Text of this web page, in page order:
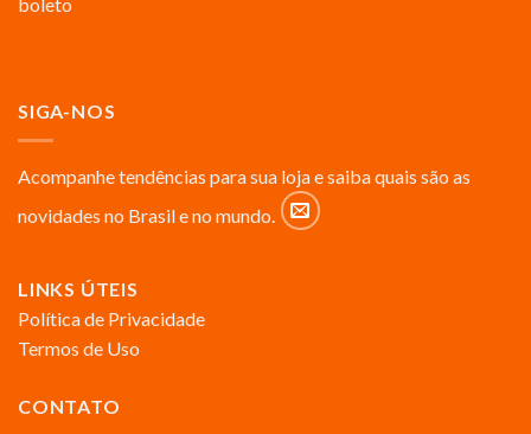
SIGA-NOS
Acompanhe tendências para sua loja e saiba quais são as
novidades no Brasil e no mundo.
LINKS ÚTEIS
Política de Privacidade
Termos de Uso
CONTATO